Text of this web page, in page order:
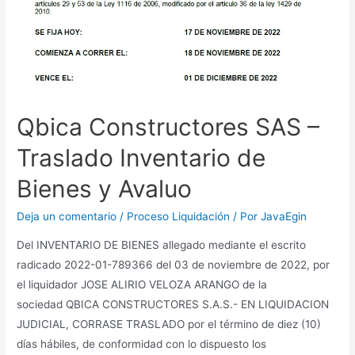
Qbica Constructores SAS –
Traslado Inventario de
Bienes y Avaluo
Deja un comentario / Proceso Liquidación / PorJavaEgin
Del INVENTARIO DE BIENES allegado mediante el escrito
radicado 2022-01-789366 del 03 de noviembre de 2022, por
el liquidador JOSE ALIRIO VELOZA ARANGO de la
sociedad QBICA CONSTRUCTORES S.A.S.- EN LIQUIDACION
JUDICIAL, CORRASE TRASLADO por el término de diez (10)
días hábiles, de conformidad con lo dispuesto los